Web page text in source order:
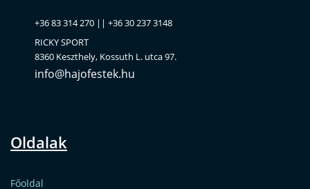
+36 83 314 270 || +36 30 237 3148
RICKY SPORT
8360 Keszthely, Kossuth L. utca 97.
info@hajofestek.hu
Oldalak
Főoldal